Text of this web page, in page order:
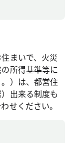
まいで、火災
所得基準等に
）は、都営住
出来る制度も
せください。